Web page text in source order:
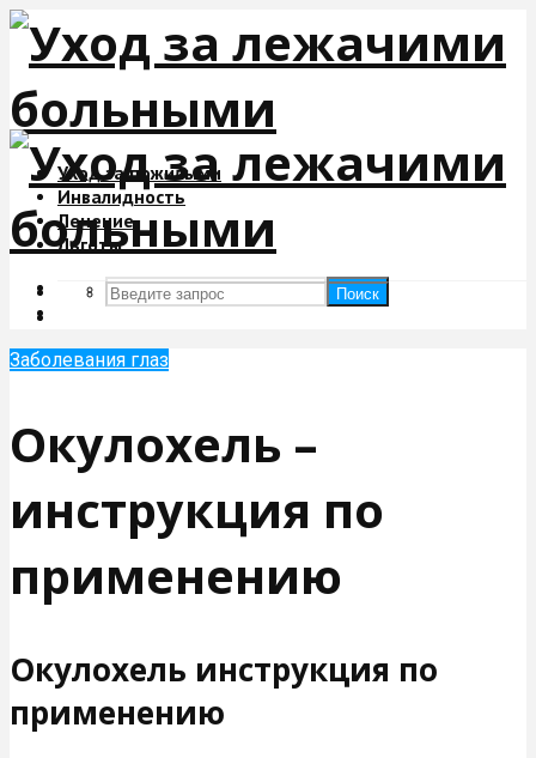
Уход за пожилыми
Инвалидность
Лечение
Льготы
Поиск
Поиск
Заболевания глаз
Окулохель –
инструкция по
применению
Окулохель инструкция по
применению